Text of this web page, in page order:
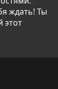
ждать! Ты
этот